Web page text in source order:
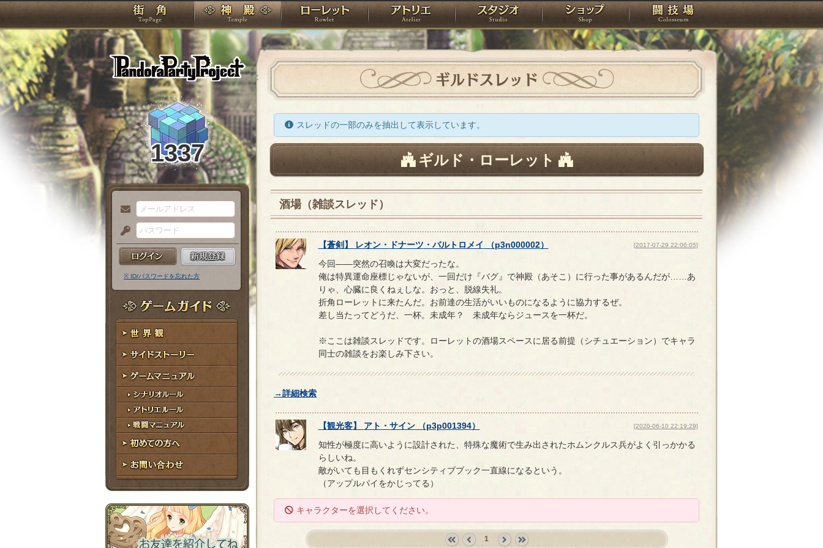
PandoraPartyProject
TOP 神殿 ローレット アトリエ スタジオ ショップ 闘技場
1337
メ
ー
ル
ア
ド
レ
ス
パ
ス
ー
ド
※ ID/パスワードを忘れた方
ゲームガイド
世界観
サイドストーリー
ゲームマニュアル
シナリオルール
アトリエルール
戦闘マニュアル
初めての方へ
お問い合わせ
ギルドスレッド
スレッドの一部のみを抽出して表示しています。
ギルド・ローレット
酒場（雑談スレッド）
【蒼剣 】 レオン・ ドナーツ ・ バルトロメイ （p3n000002） [2017-07-29 22:06:05]
今回――突然の召喚は大変だったな。
俺は特異運命座標じゃないが、一回だけ『バグ』で神殿（あそこ）に行った事があるんだが……あ
りゃ、心臓に良くねぇしな。おっと、脱線失礼。
折角ローレットに来たんだ。お前達の生活がいいものになるように協力するぜ。
差し当たってどうだ、一杯。未成年？ 未成年ならジュースを一杯だ。
※ここは雑談スレッドです。ローレットの酒場スペースに居る前提（シチュエーション）でキャラ
同士の雑談をお楽しみ下さい。
→詳細検索
【観光客】 アト ・ サイン（p3p001394） [2020-06-10 22:19:29]
知性が極度に高いように設計された、特殊な魔術で生み出されたホムンクルス兵がよく引っかかる
らしいね。
敵がいても目もくれずセンシティブブック一直線になるという。
（アップルパイをかじってる）
キャラクターを選択してください。
1